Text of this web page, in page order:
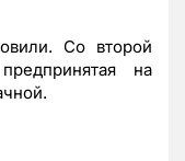
Со второй
на